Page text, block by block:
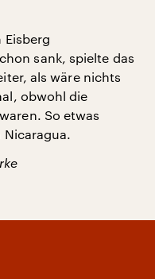
Eisberg
sank, spielte das
als wäre nichts
obwohl die
So etwas
Nicaragua.